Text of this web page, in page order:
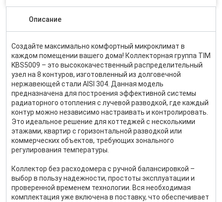
Описание
Создайте максимально комфортный микроклимат в
каждом помещении вашего дома! Коллекторная группа TIM
KBS5009 – это высококачественный распределительный
узел на 8 контуров, изготовленный из долговечной
нержавеющей стали AISI 304. Данная модель
предназначена для построения эффективной системы
радиаторного отопления с лучевой разводкой, где каждый
контур можно независимо настраивать и контролировать.
Это идеальное решение для коттеджей с несколькими
этажами, квартир с горизонтальной разводкой или
коммерческих объектов, требующих зонального
регулирования температуры.
Коллектор без расходомера с ручной балансировкой –
выбор в пользу надежности, простоты эксплуатации и
проверенной временем технологии. Вся необходимая
комплектация уже включена в поставку, что обеспечивает